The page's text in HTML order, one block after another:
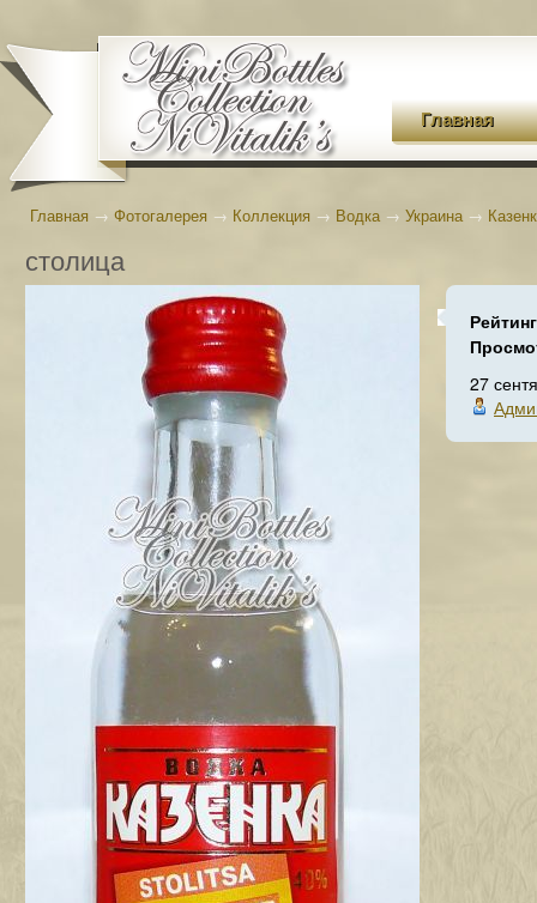
Главная
Главная → Фотогалерея → Коллекция → Водка→ Украина→
столица
27